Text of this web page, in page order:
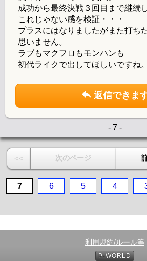
成功から最終決戦３回目まで継続
これじゃない感を検証・・・
プラスにはなりましたがまた打ち
思いません。
ラブもマクフロもモンハンも
初代ライクで出してほしいですね。
返信できま
- 7 -
<< 次のページ
7 6 5 4
利用規約/ルール等
P-WORLD